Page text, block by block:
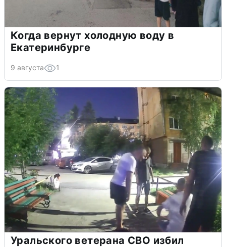
Когда вернут холодную воду в
Екатеринбурге
9 августа 1
Уральского ветерана СВО избил